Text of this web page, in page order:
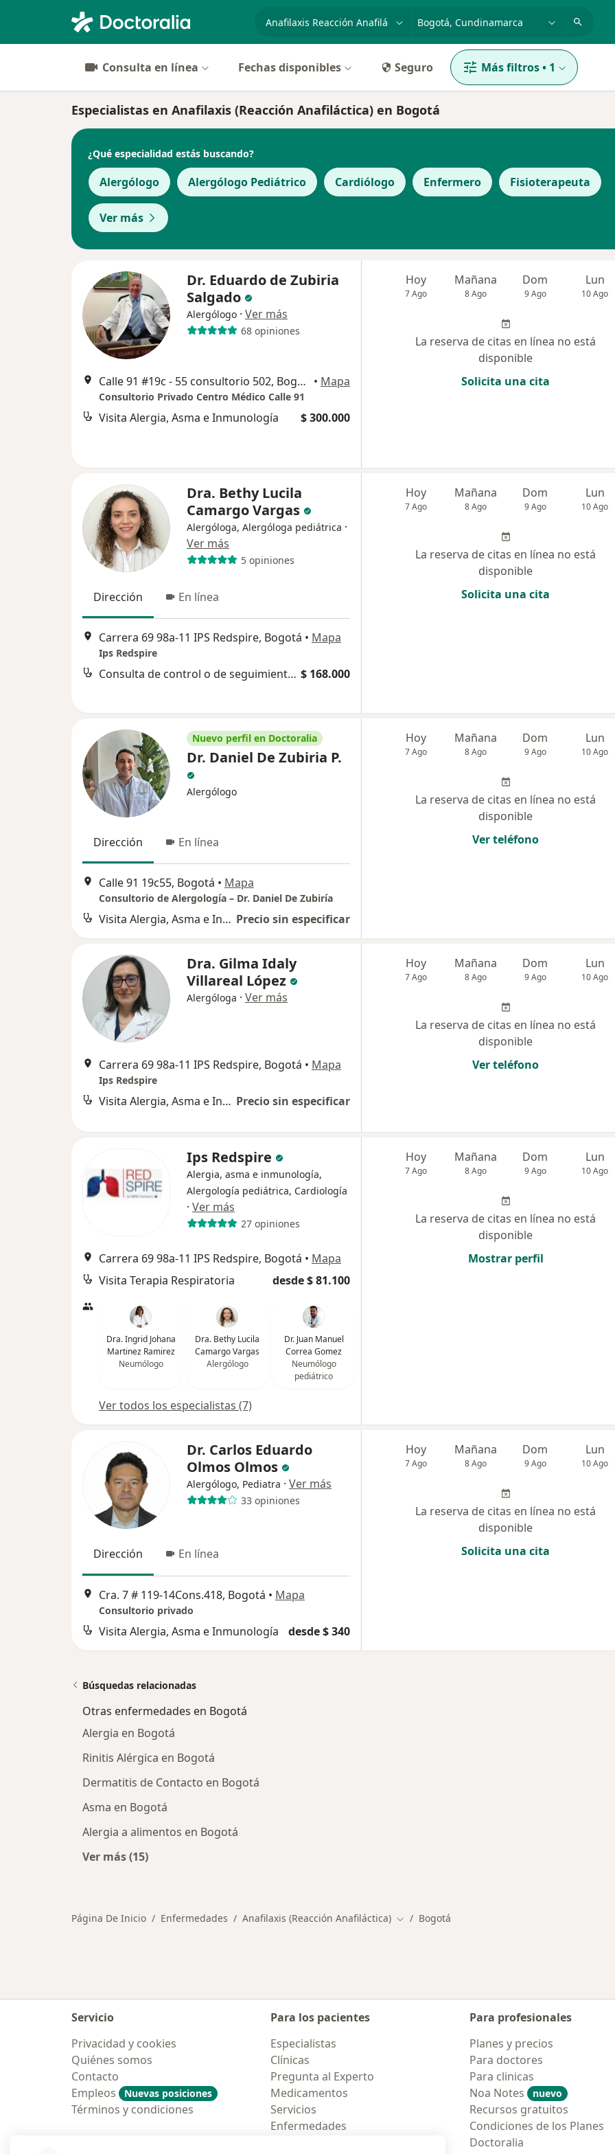
especialidad, enfermedad o nombre
p. ej. Bogotá
Consulta en línea Fechas disponibles Seguro Más filtros• 1
Especialistas en Anafilaxis (Reacción Anafiláctica) en Bogotá
¿Qué especialidad estás buscando?
Alergólogo Alergólogo Pediátrico Cardiólogo Enfermero Fisioterapeuta
Ver más
Dr. Eduardo de Zubiria
Salgado
Alergólogo · Ver más
68 opiniones
Calle 91 #19c - 55 consultorio 502, Bogotá • Mapa
Consultorio Privado Centro Médico Calle 91
Visita Alergia, Asma e Inmunología $ 300.000
Hoy
7 Ago
Mañana
8 Ago
Dom
9 Ago
Lun
10 Ago
La reserva de citas en línea no está
disponible
Solicita una cita
Dra. Bethy Lucila
Camargo Vargas
Alergóloga, Alergóloga pediátrica ·
Ver más
5 opiniones
Dirección En línea
Carrera 69 98a-11 IPS Redspire, Bogotá • Mapa
Ips Redspire
Consulta de control o de seguimiento por especialista en Alergología $ 168.000
Hoy
7 Ago
Mañana
8 Ago
Dom
9 Ago
Lun
10 Ago
La reserva de citas en línea no está
disponible
Solicita una cita
Nuevo perfil en Doctoralia
Dr. Daniel De Zubiria P.
Alergólogo
Dirección En línea
Calle 91 19c55, Bogotá • Mapa
Consultorio de Alergología – Dr. Daniel De Zubiría
Visita Alergia, Asma e Inmunología Precio sin especificar
Hoy
7 Ago
Mañana
8 Ago
Dom
9 Ago
Lun
10 Ago
La reserva de citas en línea no está
disponible
Ver teléfono
Dra. Gilma Idaly
Villareal López
Alergóloga · Ver más
Carrera 69 98a-11 IPS Redspire, Bogotá • Mapa
Ips Redspire
Visita Alergia, Asma e Inmunología Precio sin especificar
Hoy
7 Ago
Mañana
8 Ago
Dom
9 Ago
Lun
10 Ago
La reserva de citas en línea no está
disponible
Ver teléfono
Ips Redspire
Alergia, asma e inmunología,
Alergología pediátrica, Cardiología
· Ver más
27 opiniones
Carrera 69 98a-11 IPS Redspire, Bogotá • Mapa
Visita Terapia Respiratoria
desde $ 81.100
Dra. Ingrid Johana
Martinez Ramirez
Neumólogo
Dra. Bethy Lucila
Camargo Vargas
Alergólogo
Dr. Juan Manuel
Correa Gomez
Neumólogo
pediátrico
Ver todos los especialistas (7)
Hoy
7 Ago
Mañana
8 Ago
Dom
9 Ago
Lun
10 Ago
La reserva de citas en línea no está
disponible
Mostrar perfil
Dr. Carlos Eduardo
Olmos Olmos
Alergólogo, Pediatra · Ver más
33 opiniones
Dirección En línea
Cra. 7 # 119-14Cons.418, Bogotá • Mapa
Consultorio privado
Visita Alergia, Asma e Inmunología desde $ 340
Hoy
7 Ago
Mañana
8 Ago
Dom
9 Ago
Lun
10 Ago
La reserva de citas en línea no está
disponible
Solicita una cita
Búsquedas relacionadas
Otras enfermedades en Bogotá
Alergia en Bogotá
Rinitis Alérgica en Bogotá
Dermatitis de Contacto en Bogotá
Asma en Bogotá
Alergia a alimentos en Bogotá
Ver más (15)
Página De Inicio Enfermedades Anafilaxis (Reacción Anafiláctica) Cambiar de ciudad
Bogotá
Servicio
Privacidad y cookies
Quiénes somos
Contacto
Empleos
Nuevas posiciones
Términos y condiciones
Para los pacientes
Especialistas
Clínicas
Pregunta al Experto
Medicamentos
Servicios
Enfermedades
Para profesionales
Planes y precios
Para doctores
Para clinicas
Noa Notes
nuevo
Recursos gratuitos
Condiciones de los Planes
Doctoralia